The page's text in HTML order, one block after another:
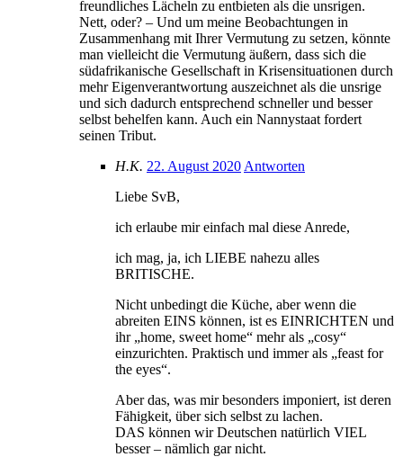
freundliches Lächeln zu entbieten als die unsrigen.
Nett, oder? – Und um meine Beobachtungen in
Zusammenhang mit Ihrer Vermutung zu setzen, könnte
man vielleicht die Vermutung äußern, dass sich die
südafrikanische Gesellschaft in Krisensituationen durch
mehr Eigenverantwortung auszeichnet als die unsrige
und sich dadurch entsprechend schneller und besser
selbst behelfen kann. Auch ein Nannystaat fordert
seinen Tribut.
H.K. 22. August 2020 Antworten
Liebe SvB,
ich erlaube mir einfach mal diese Anrede,
ich mag, ja, ich LIEBE nahezu alles
BRITISCHE.
Nicht unbedingt die Küche, aber wenn die
abreiten EINS können, ist es EINRICHTEN und
ihr „home, sweet home“ mehr als „cosy“
einzurichten. Praktisch und immer als „feast for
the eyes“.
Aber das, was mir besonders imponiert, ist deren
Fähigkeit, über sich selbst zu lachen.
DAS können wir Deutschen natürlich VIEL
besser – nämlich gar nicht.